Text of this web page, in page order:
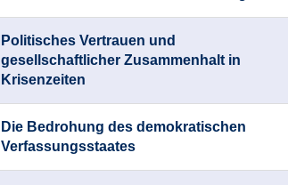
Politisches Vertrauen und
gesellschaftlicher Zusammenhalt in
Krisenzeiten
Die Bedrohung des demokratischen
Verfassungsstaates